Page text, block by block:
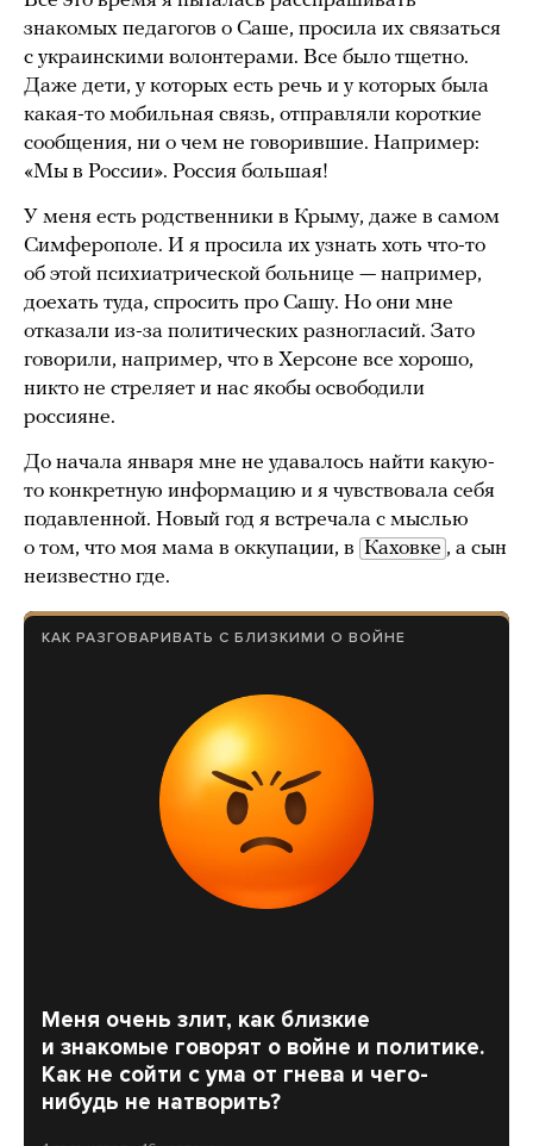
знакомых педагогов о Саше, просила их связаться
с украинскими волонтерами. Все было тщетно.
Даже дети, у которых есть речь и у которых была
какая-то мобильная связь, отправляли короткие
сообщения, ни о чем не говорившие. Например:
«Мы в России». Россия большая!
У меня есть родственники в Крыму, даже в самом
Симферополе. И я просила их узнать хоть что-то
об этой психиатрической больнице — например,
доехать туда, спросить про Сашу. Но они мне
отказали из-за политических разногласий. Зато
говорили, например, что в Херсоне все хорошо,
никто не стреляет и нас якобы освободили
россияне.
До начала января мне не удавалось найти какую-
то конкретную информацию и я чувствовала себя
подавленной. Новый год я встречала с мыслью
о том, что моя мама в оккупации, в Каховке , а сын
неизвестно где.
КАК РАЗГОВАРИВАТЬ С БЛИЗКИМИ О ВОЙНЕ
Меня очень злит, как близкие
и знакомые говорят о войне и политике.
Как не сойти с ума от гнева и чего-
нибудь не натворить?